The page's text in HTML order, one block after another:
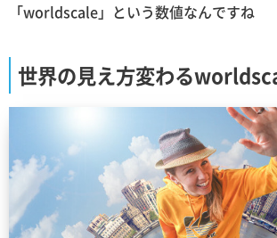
「worldscale」という数値なんですね
世界の見え方変わる